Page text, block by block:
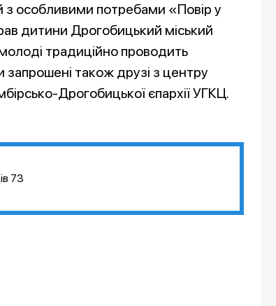
з особливими потребами «Повір у
дитини Дрогобицький міський
традиційно проводить
також друзі з центру
Дрогобицької єпархії УГКЦ.
73